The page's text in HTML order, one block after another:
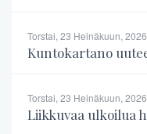
Torstai, 23 Heinäkuun, 2026
Kuntokartano
Torstai, 23 Heinäkuun, 2026
Liikkuvaa ulkoilua